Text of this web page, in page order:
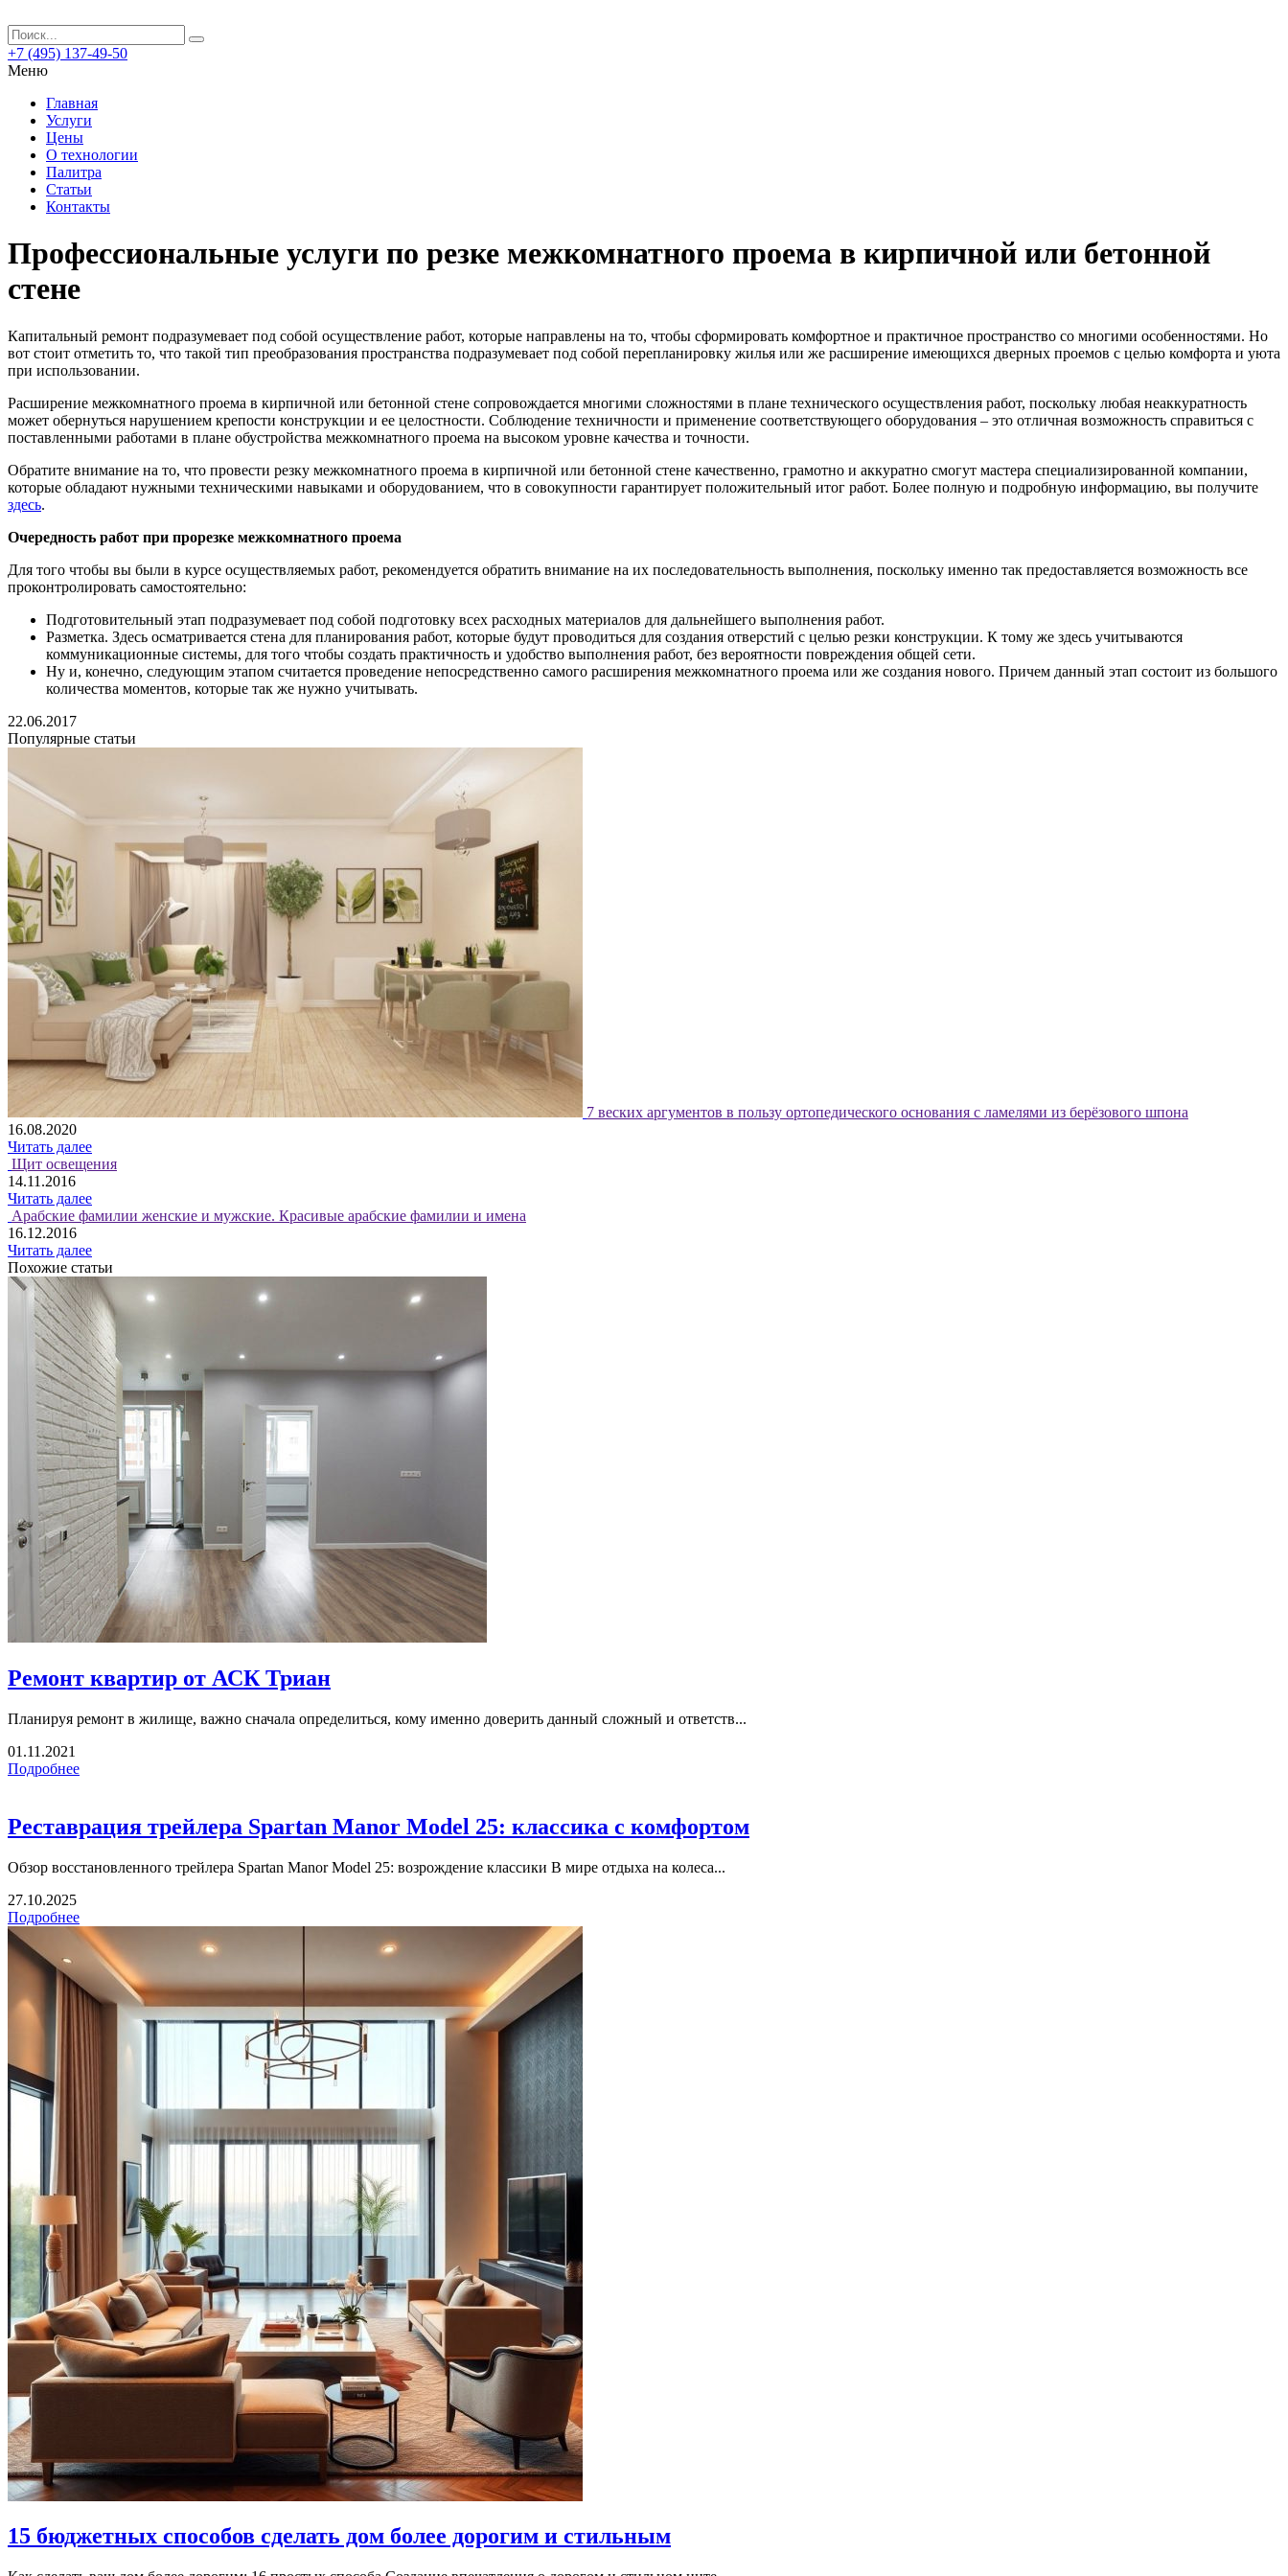
+7 (495) 137-49-50
Меню
Главная
Услуги
Цены
О технологии
Палитра
Статьи
Контакты
Профессиональные услуги по резке межкомнатного проема в кирпичной или бетонной
стене
Капитальный ремонт подразумевает под собой осуществление работ, которые направлены на то, чтобы сформировать комфортное и практичное пространство со многими особенностями. Но
вот стоит отметить то, что такой тип преобразования пространства подразумевает под собой перепланировку жилья или же расширение имеющихся дверных проемов с целью комфорта и уюта
при использовании.
Расширение межкомнатного проема в кирпичной или бетонной стене сопровождается многими сложностями в плане технического осуществления работ, поскольку любая неаккуратность
может обернуться нарушением крепости конструкции и ее целостности. Соблюдение техничности и применение соответствующего оборудования – это отличная возможность справиться с
поставленными работами в плане обустройства межкомнатного проема на высоком уровне качества и точности.
Обратите внимание на то, что провести резку межкомнатного проема в кирпичной или бетонной стене качественно, грамотно и аккуратно смогут мастера специализированной компании,
которые обладают нужными техническими навыками и оборудованием, что в совокупности гарантирует положительный итог работ. Более полную и подробную информацию, вы получите
здесь.
Очередность работ при прорезке межкомнатного проема
Для того чтобы вы были в курсе осуществляемых работ, рекомендуется обратить внимание на их последовательность выполнения, поскольку именно так предоставляется возможность все
проконтролировать самостоятельно:
Подготовительный этап подразумевает под собой подготовку всех расходных материалов для дальнейшего выполнения работ.
Разметка. Здесь осматривается стена для планирования работ, которые будут проводиться для создания отверстий с целью резки конструкции. К тому же здесь учитываются
коммуникационные системы, для того чтобы создать практичность и удобство выполнения работ, без вероятности повреждения общей сети.
Ну и, конечно, следующим этапом считается проведение непосредственно самого расширения межкомнатного проема или же создания нового. Причем данный этап состоит из большого
количества моментов, которые так же нужно учитывать.
22.06.2017
Популярные статьи
7 веских аргументов в пользу ортопедического основания с ламелями из берёзового шпона
16.08.2020
Читать далее
Щит освещения
14.11.2016
Читать далее
Арабские фамилии женские и мужские. Красивые арабские фамилии и имена
16.12.2016
Читать далее
Похожие статьи
Ремонт квартир от АСК Триан
Планируя ремонт в жилище, важно сначала определиться, кому именно доверить данный сложный и ответств...
01.11.2021
Подробнее
Реставрация трейлера Spartan Manor Model 25: классика с комфортом
Обзор восстановленного трейлера Spartan Manor Model 25: возрождение классики В мире отдыха на колеса...
27.10.2025
Подробнее
15 бюджетных способов сделать дом более дорогим и стильным